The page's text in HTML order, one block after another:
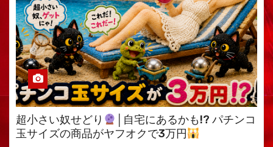
超小さい奴せどり
│自宅にあるかも!? パチンコ
玉サイズの商品がヤフオクで3万円